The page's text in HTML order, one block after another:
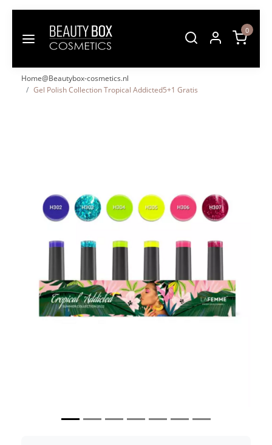
0
Home@Beautybox-cosmetics.nl
Gel Polish Collection Tropical Addicted5+1 Gratis